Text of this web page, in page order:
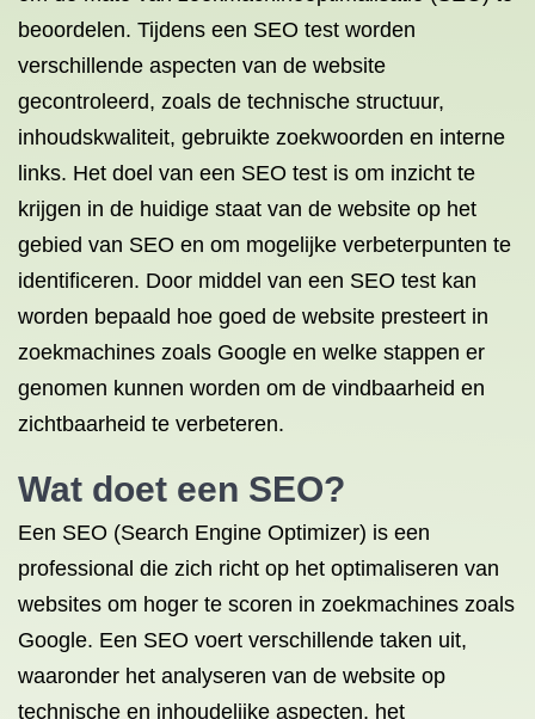
beoordelen. Tijdens een SEO test worden
verschillende aspecten van de website
gecontroleerd, zoals de technische structuur,
inhoudskwaliteit, gebruikte zoekwoorden en interne
links. Het doel van een SEO test is om inzicht te
krijgen in de huidige staat van de website op het
gebied van SEO en om mogelijke verbeterpunten te
identificeren. Door middel van een SEO test kan
worden bepaald hoe goed de website presteert in
zoekmachines zoals Google en welke stappen er
genomen kunnen worden om de vindbaarheid en
zichtbaarheid te verbeteren.
Wat doet een SEO?
Een SEO (Search Engine Optimizer) is een
professional die zich richt op het optimaliseren van
websites om hoger te scoren in zoekmachines zoals
Google. Een SEO voert verschillende taken uit,
waaronder het analyseren van de website op
technische en inhoudelijke aspecten, het